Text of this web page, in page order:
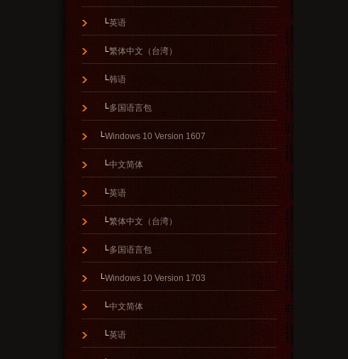
└英语
└繁体中文（台湾）
└韩语
└多国语言包
└Windows 10 Version 1607
└中文简体
└英语
└繁体中文（台湾）
└多国语言包
└Windows 10 Version 1703
└中文简体
└英语